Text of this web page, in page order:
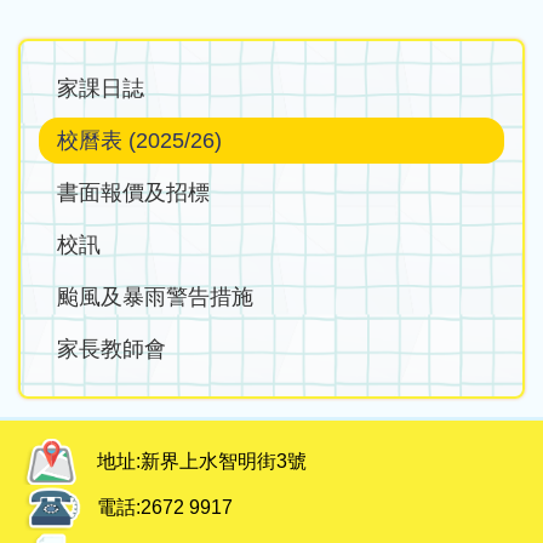
Main
navigation
家課日誌
校曆表 (2025/26)
書面報價及招標
校訊
颱風及暴雨警告措施
家長教師會
地址:新界上水智明街3號
電話:2672 9917